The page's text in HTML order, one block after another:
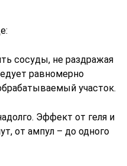
сосуды, не раздражая
равномерно
участок.
Эффект от геля и
от ампул – до одного